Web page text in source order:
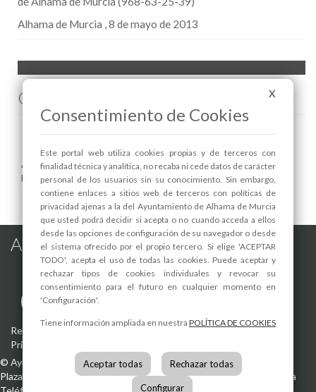
Alhama de Murcia , 8 de mayo de 2013
Comenta esta noticia en Facebook
Areas relacionadas:
Educación
Alhama de Murcia en las Redes
Registro de actividades de tratamiento -Aviso Legal-Política de
Privacidad
© Ayuntamiento de Alhama de Murcia
Plaza de la Constitución, 130840 Alhama de Murcia(Murcia)
España
X
Consentimiento de Cookies
Este portal web utiliza cookies propias y de terceros con
finalidad técnica y analítica, no recaba ni cede datos de carácter
personal de los usuarios sin su conocimiento. Sin embargo,
contiene enlaces a sitios web de terceros con políticas de
privacidad ajenas a la del Ayuntamiento de Alhama de Murcia
que usted podrá decidir si acepta o no cuando acceda a ellos
desde las opciones de configuración de su navegador o desde
el sistema ofrecido por el propio tercero. Si elige 'ACEPTAR
TODO', acepta el uso de todas las cookies. Puede aceptar y
rechazar tipos de cookies individuales y revocar su
consentimiento para el futuro en cualquier momento en
'Configuración'.
Tiene información ampliada en nuestra POLÍTICA DE COOKIES
Aceptar todas Rechazar todas
Configurar